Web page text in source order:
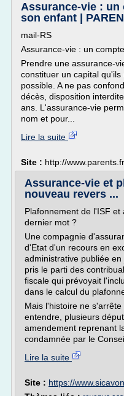
Assurance-vie : un
son enfant |
mail-RS
Assurance-vie : un
Prendre une assurance-
constituer un capital
possible. A ne pas
décès, disposition
ans. L'assurance-vie
nom et pour...
Lire la suite
Site : http://www.parents.fr
Assurance-vie et
nouveau revers ...
Plafonnement de l'ISF
dernier mot ?
Une compagnie
d'Etat d'un recours en
administrative publiée
pris le parti des
fiscale qui prévoyait
dans le calcul du
Mais l'histoire ne
entendre, plusieurs
amendement reprenant
condamnée par le
Lire la suite
Site : https://